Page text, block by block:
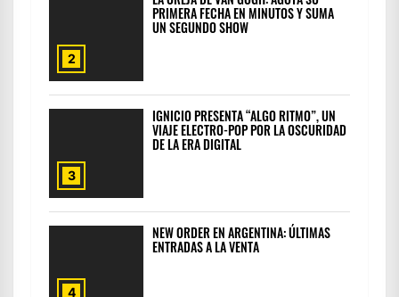
2
PRIMERA FECHA EN MINUTOS Y SUMA
UN SEGUNDO SHOW
3
IGNICIO PRESENTA “ALGO RITMO”, UN
VIAJE ELECTRO-POP POR LA OSCURIDAD
DE LA ERA DIGITAL
4
NEW ORDER EN ARGENTINA: ÚLTIMAS
ENTRADAS A LA VENTA